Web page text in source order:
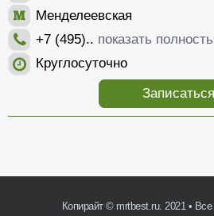
Менделеевская
+7 (495).. показать
Круглосуточно
Записаться
Копирайт © mrtbest.ru. 2021 •